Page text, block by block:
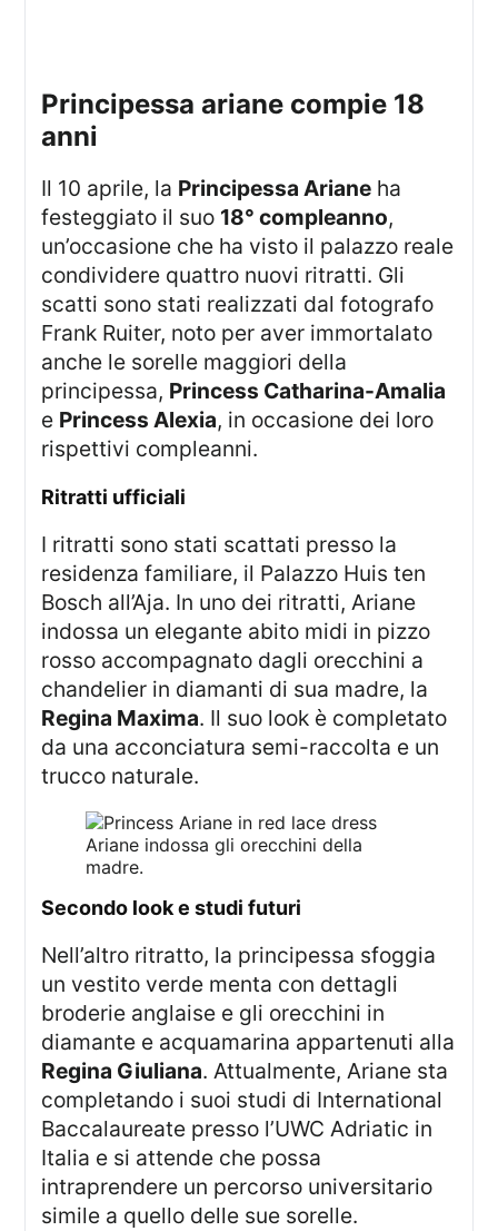
principessa ariane compie 18
anni
Il 10 aprile, la Principessa Ariane ha
festeggiato il suo 18° compleanno,
un’occasione che ha visto il palazzo reale
condividere quattro nuovi ritratti. Gli
scatti sono stati realizzati dal fotografo
Frank Ruiter, noto per aver immortalato
anche le sorelle maggiori della
principessa, Princess Catharina-Amalia
e Princess Alexia, in occasione dei loro
rispettivi compleanni.
ritratti ufficiali
I ritratti sono stati scattati presso la
residenza familiare, il Palazzo Huis ten
Bosch all’Aja. In uno dei ritratti, Ariane
indossa un elegante abito midi in pizzo
rosso accompagnato dagli orecchini a
chandelier in diamanti di sua madre, la
Regina Maxima. Il suo look è completato
da una acconciatura semi-raccolta e un
trucco naturale.
Ariane indossa gli orecchini della
madre.
secondo look e studi futuri
Nell’altro ritratto, la principessa sfoggia
un vestito verde menta con dettagli
broderie anglaise e gli orecchini in
diamante e acquamarina appartenuti alla
Regina Giuliana. Attualmente, Ariane sta
completando i suoi studi di International
Baccalaureate presso l’UWC Adriatic in
Italia e si attende che possa
intraprendere un percorso universitario
simile a quello delle sue sorelle.